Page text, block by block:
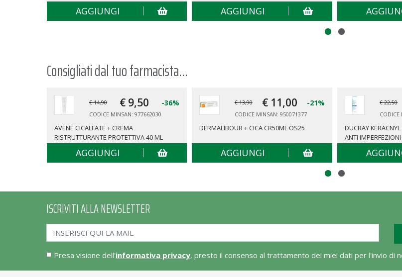
AGGIUNGI AGGIUNGI
Consigliati dal tuo farmacista...
€ 14,90 € 9,50 -36%
CODICE MINSAN: 977662030
AVENE CICALFATE + CREMA
RISTRUTTURANTE PROTETTIVA 40 ML
AGGIUNGI
€ 13,90 € 11,00 -21%
CODICE MINSAN: 950071377
DERMALIBOUR + CICA CR50ML OS25
AGGIUNGI
€ 22,50
CODICE
DUCRAY
ANTI
ISCRIVITI ALLA NEWSLETTER
Presa visione dell'informativa privacy, presto il consenso al trattamento dei miei dati per l'invio di